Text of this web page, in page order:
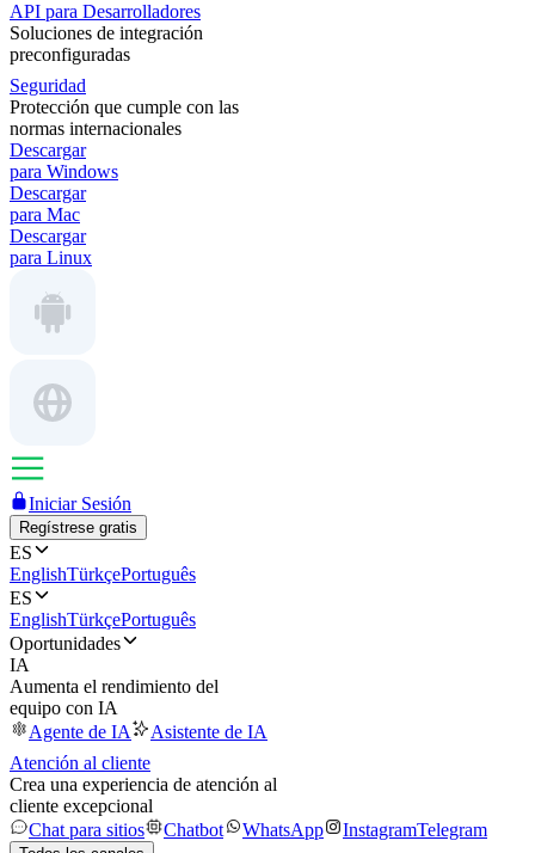
API para Desarrolladores
Soluciones de integración
preconfiguradas
Seguridad
Protección que cumple con las
normas internacionales
Descargar
para Windows
Descargar
para Mac
Descargar
para Linux
Iniciar Sesión
Regístrese gratis
ES
EnglishTürkçePortuguês
ES
EnglishTürkçePortuguês
Oportunidades
IA
Aumenta el rendimiento del
equipo con IA
Agente de IA
Asistente de IA
Atención al cliente
Crea una experiencia de atención al
cliente excepcional
Chat para sitios
Chatbot WhatsApp InstagramTelegram